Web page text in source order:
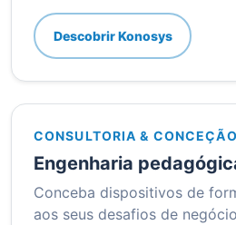
Descobrir Konosys
CONSULTORIA & CONCEÇÃO
Engenharia
Conceba dispositivos de
aos seus desafios de